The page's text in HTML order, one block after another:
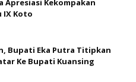
Apresiasi Kekompakan
IX Koto
Bupati Eka Putra Titipkan
Ke Bupati Kuansing